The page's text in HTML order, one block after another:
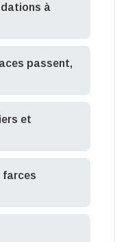
à
passent,
et
farces